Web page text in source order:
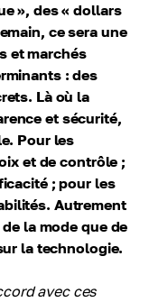
», des « dollars
ce sera une
et marchés
: des
Là où la
et sécurité,
Pour les
et de contrôle ;
; pour les
Autrement
la mode que de
la technologie.
avec ces